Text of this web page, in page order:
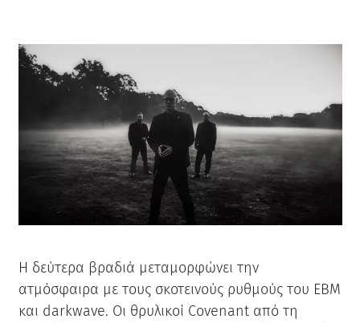
Η δεύτερα βραδιά μεταμορφώνει την
ατμόσφαιρα με τους σκοτεινούς ρυθμούς του EBM
και darkwave. Οι θρυλικοί Covenant από τη